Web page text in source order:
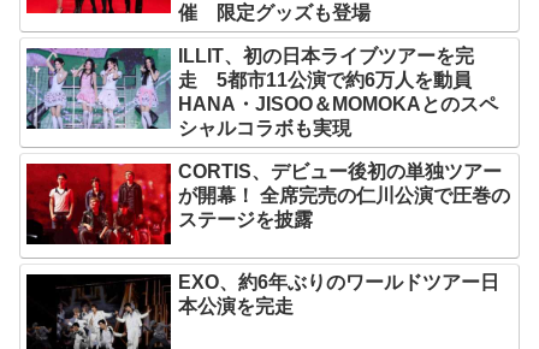
催 限定グッズも登場
ILLIT、初の日本ライブツアーを完
走 5都市11公演で約6万人を動員
HANA・JISOO＆MOMOKAとのスペ
シャルコラボも実現
CORTIS、デビュー後初の単独ツアー
が開幕！ 全席完売の仁川公演で圧巻の
ステージを披露
EXO、約6年ぶりのワールドツアー日
本公演を完走